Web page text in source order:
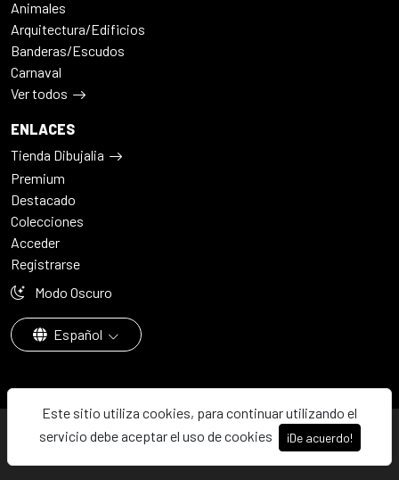
Este sitio utiliza cookies, para continuar utilizando el
servicio debe aceptar el uso de cookies
¡De acuerdo!
Animales
Arquitectura/Edificios
Banderas/Escudos
Carnaval
Ver todos
ENLACES
Tienda Dibujalia
Premium
Destacado
Colecciones
Acceder
Registrarse
Modo Oscuro
Español
© 2026 - Dibujalia ha sido ⚙️ con ♥️ en ABC · Castilla-La Mancha ·
España